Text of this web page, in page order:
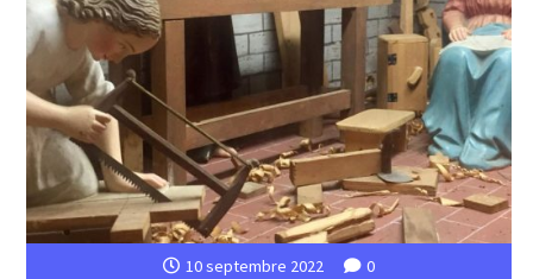
10 septembre 2022 0